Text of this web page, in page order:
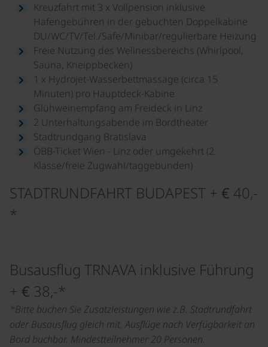
Kreuzfahrt mit 3 x Vollpension inklusive
Hafengebühren in der gebuchten Doppelkabine
DU/WC/TV/Tel./Safe/Minibar/regulierbare Heizung
Freie Nutzung des Wellnessbereichs (Whirlpool,
Sauna, Kneippbecken)
1 x Hydrojet-Wasserbettmassage (circa 15
Minuten) pro Hauptdeck-Kabine
Glühweinempfang am Freideck in Linz
2 Unterhaltungsabende im Bordtheater
Stadtrundgang Bratislava
ÖBB-Ticket Wien - Linz oder umgekehrt (2.
Klasse/freie Zugwahl/taggebunden)
STADTRUNDFAHRT BUDAPEST + € 40,-
*
Busausflug TRNAVA inklusive Führung
+ € 38,-*
*Bitte buchen Sie Zusatzleistungen wie z.B. Stadtrundfahrt
oder Busausflug gleich mit. Ausflüge nach Verfügbarkeit an
Bord buchbar. Mindestteilnehmer 20 Personen.